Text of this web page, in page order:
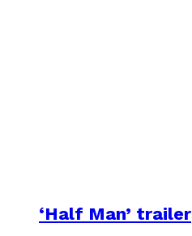
‘Half Man’ trailer